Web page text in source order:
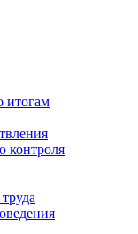
итогам
контроля